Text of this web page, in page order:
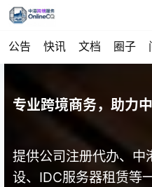
公告 快讯 文档 圈子
专业跨境商务，助力
提供公司注册代办、中
设、IDC服务器租赁等